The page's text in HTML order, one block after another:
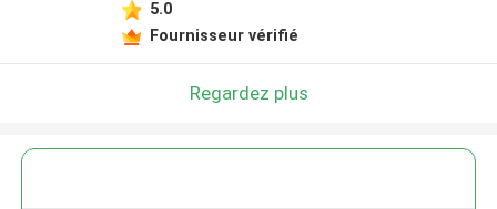
5.0
Fournisseur vérifié
Regardez plus